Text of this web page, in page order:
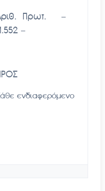
Πρωτ. –
–
ενδιαφερόμενο